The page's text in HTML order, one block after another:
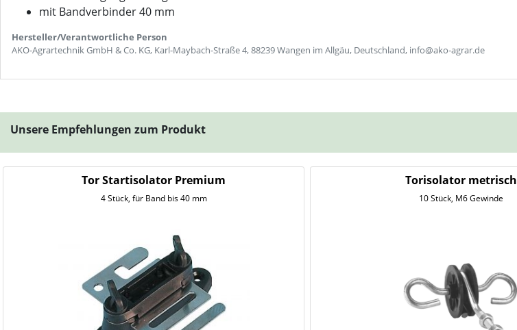
mit Bandverbinder 40 mm
Hersteller/Verantwortliche Person
AKO-Agrartechnik GmbH & Co. KG, Karl-Maybach-Straße 4, 88239 Wangen im Allgäu, Deutschland, info@ako-agrar.de
Unsere Empfehlungen zum Produkt
Tor Startisolator Premium
4 Stück, für Band bis 40 mm
Torisolator metrisch
10 Stück, M6 Gewinde